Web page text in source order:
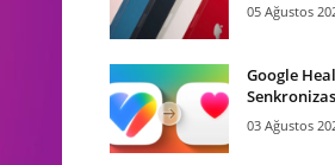
05 Ağustos
Google
03 Ağustos